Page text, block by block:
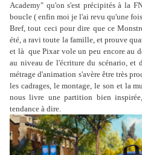
Academy" qu'on s'est précipités à la
boucle ( enfin moi je l'ai revu qu'une
Bref, tout ceci pour dire que ce
été, a ravi toute la famille, et prouve
et là que Pixar vole un peu encore au
au niveau de l'écriture du scénario, et
métrage d'animation s'avère être très
les cadrages, le montage, le son et la
nous livre une partition bien
tendance à dire.